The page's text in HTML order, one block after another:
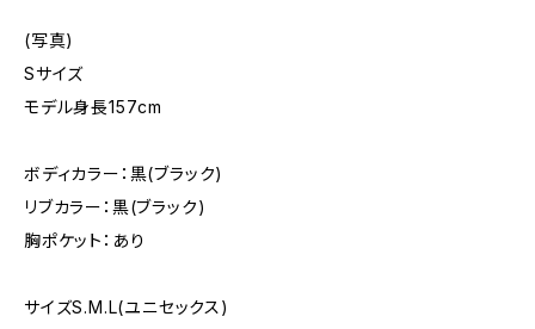
(写真)
Sサイズ
モデル身長157cm
ボディカラー：黒(ブラック)
リブカラー：黒(ブラック)
胸ポケット：あり
サイズS.M.L(ユニセックス)